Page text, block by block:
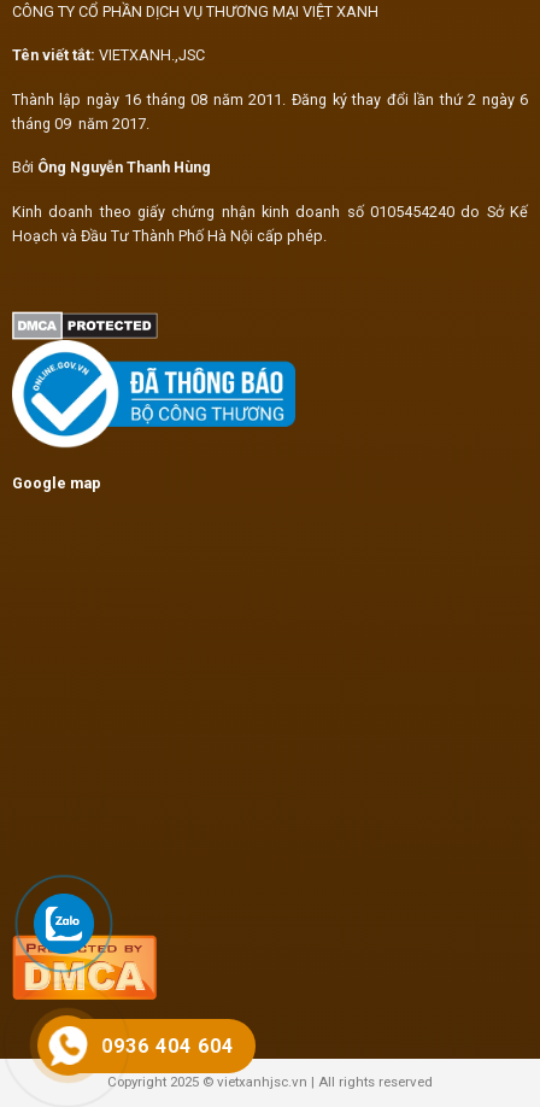
CÔNG TY CỔ PHẦN DỊCH VỤ THƯƠNG MẠI VIỆT XANH
Tên viết tắt: VIETXANH.,JSC
Thành lập ngày 16 tháng 08 năm 2011. Đăng ký thay đổi lần thứ 2 ngày 6
tháng 09 năm 2017.
Bởi Ông Nguyễn Thanh Hùng
Kinh doanh theo giấy chứng nhận kinh doanh số 0105454240 do Sở Kế
Hoạch và Đầu Tư Thành Phố Hà Nội cấp phép.
Google map
Copyright 2025 © vietxanhjsc.vn | All rights reserved
0936 404 604